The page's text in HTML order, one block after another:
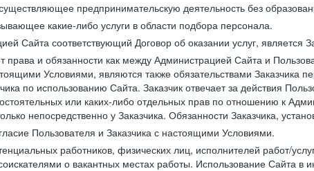
предпринимательскую деятельность без
какие-либо услуги в области подбора персонала.
Сайта соответствующий Договор об оказании услуг, является
права и обязанности как между Администрацией Сайта и
Условиями, являются также обязательствами
по использованию Сайта. Заказчик отвечает за действия
или каких-либо отдельных прав по отношению к
непосредственно у Заказчика. Обязанности Заказчика,
Пользователя и Заказчика с настоящими Условиями.
работников, физических лиц, исполнителей работ/
о вакантных местах работы. Использование Сайта в